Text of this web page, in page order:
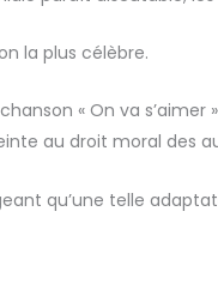
la plus célèbre.
« On va
au droit moral des
qu’une telle